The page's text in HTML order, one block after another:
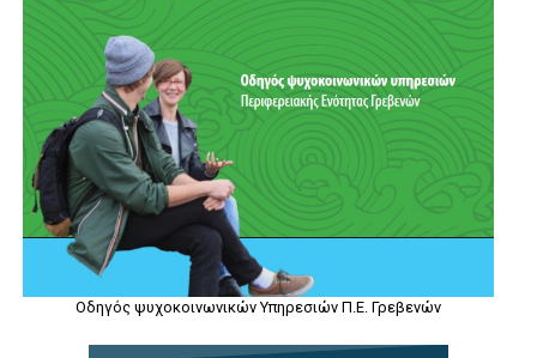
Οδηγός ψυχοκοινωνικών Υπηρεσιών Π.Ε. Γρεβενών